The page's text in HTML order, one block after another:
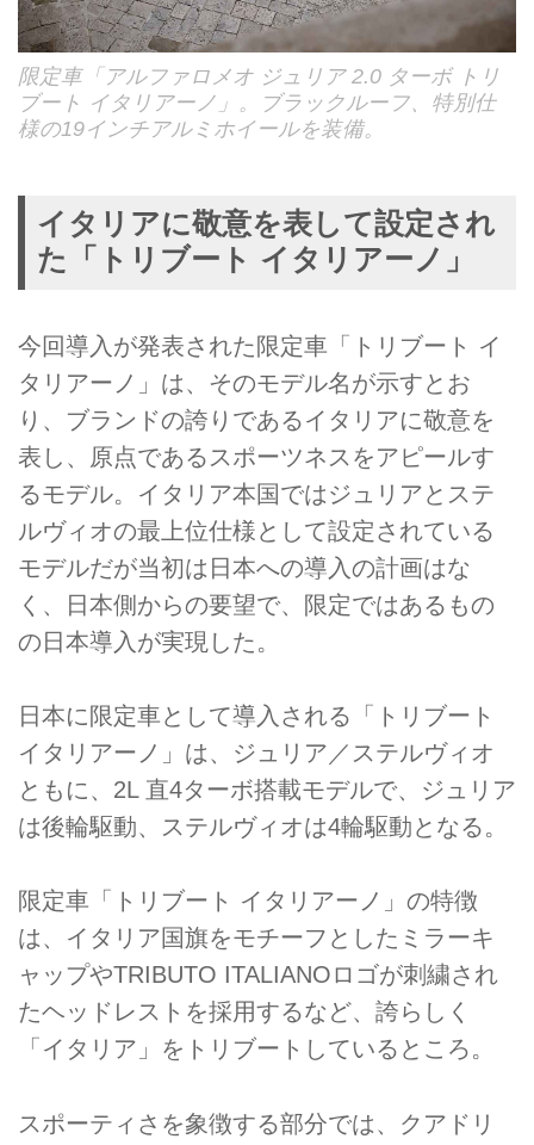
限定車「アルファロメオ ジュリア 2.0 ターボ トリ
ブート イタリアーノ」。ブラックルーフ、特別仕
様の19インチアルミホイールを装備。
イタリアに敬意を表して設定され
た「トリブート イタリアーノ」
今回導入が発表された限定車「トリブート イ
タリアーノ」は、そのモデル名が示すとお
り、ブランドの誇りであるイタリアに敬意を
表し、原点であるスポーツネスをアピールす
るモデル。イタリア本国ではジュリアとステ
ルヴィオの最上位仕様として設定されている
モデルだが当初は日本への導入の計画はな
く、日本側からの要望で、限定ではあるもの
の日本導入が実現した。
日本に限定車として導入される「トリブート
イタリアーノ」は、ジュリア／ステルヴィオ
ともに、2L 直4ターボ搭載モデルで、ジュリア
は後輪駆動、ステルヴィオは4輪駆動となる。
限定車「トリブート イタリアーノ」の特徴
は、イタリア国旗をモチーフとしたミラーキ
ャップやTRIBUTO ITALIANOロゴが刺繍され
たヘッドレストを採用するなど、誇らしく
「イタリア」をトリブートしているところ。
スポーティさを象徴する部分では、クアドリ